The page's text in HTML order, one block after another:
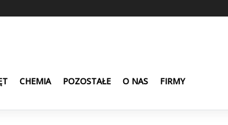
CHEMIA POZOSTAŁE O NAS FIRMY